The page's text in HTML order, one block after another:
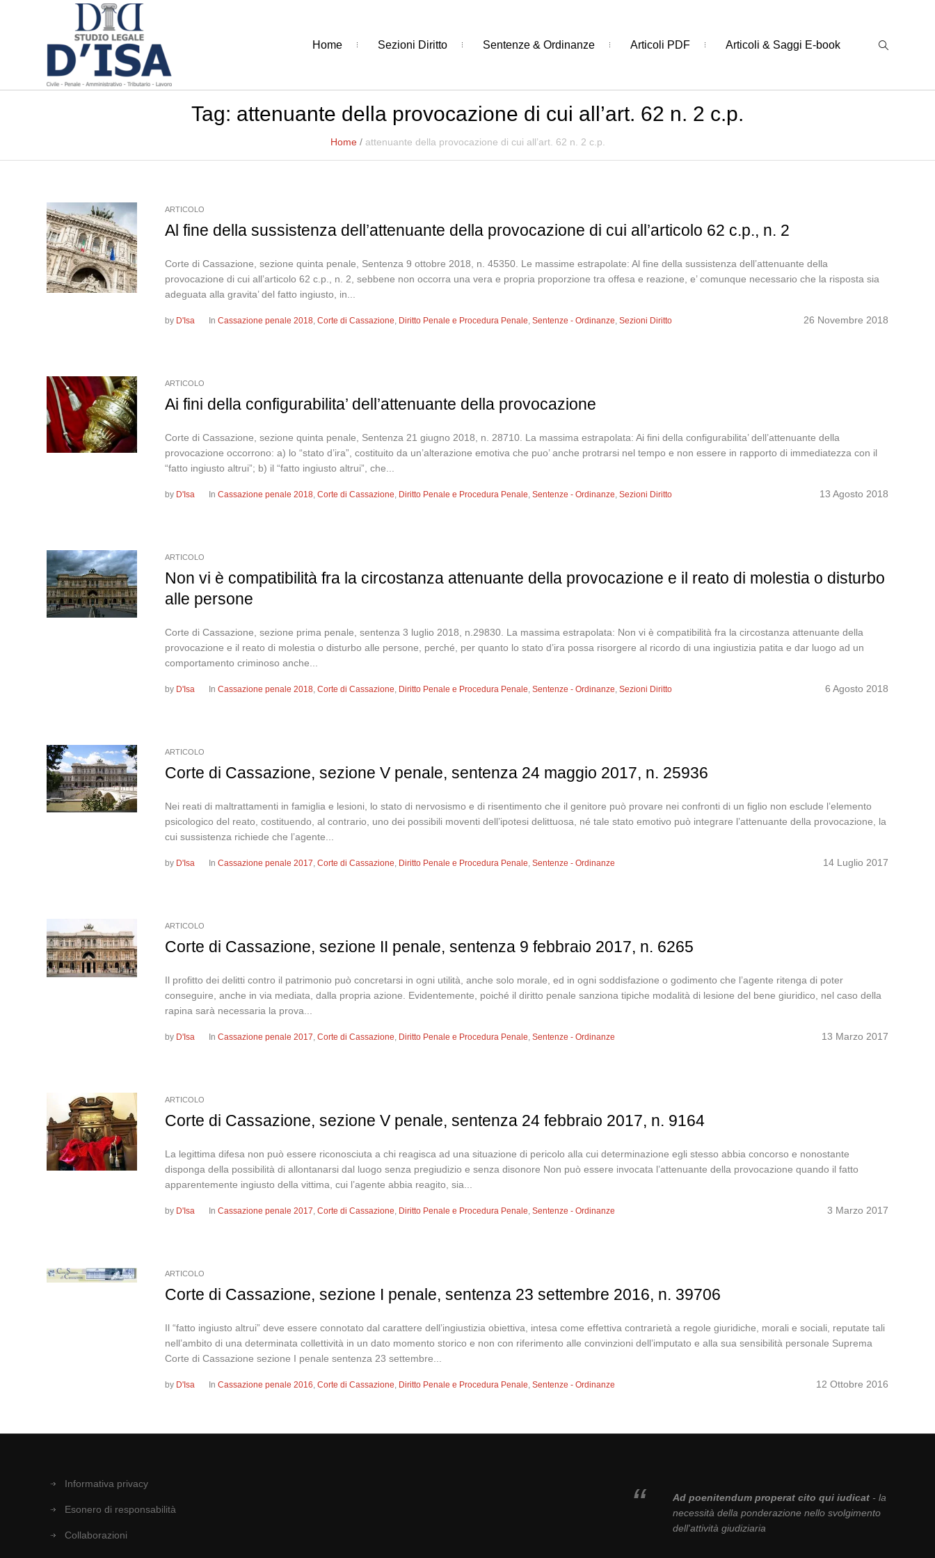
Home Sezioni Diritto Sentenze & Ordinanze Articoli PDF Articoli & Saggi E-book
Tag: attenuante della provocazione di cui all’art. 62 n. 2 c.p.
Home / attenuante della provocazione di cui all’art. 62 n. 2 c.p.
ARTICOLO
Al fine della sussistenza dell’attenuante della provocazione di cui all’articolo 62 c.p., n. 2
Corte di Cassazione, sezione quinta penale, Sentenza 9 ottobre 2018, n. 45350. Le massime estrapolate: Al fine della sussistenza dell’attenuante della
provocazione di cui all’articolo 62 c.p., n. 2, sebbene non occorra una vera e propria proporzione tra offesa e reazione, e’ comunque necessario che la risposta sia
adeguata alla gravita’ del fatto ingiusto, in...
26 Novembre 2018
by D'Isa InCassazione penale 2018,Corte di Cassazione, Diritto Penale e Procedura Penale,Sentenze - Ordinanze,Sezioni Diritto
ARTICOLO
Ai fini della configurabilita’ dell’attenuante della provocazione
Corte di Cassazione, sezione quinta penale, Sentenza 21 giugno 2018, n. 28710. La massima estrapolata: Ai fini della configurabilita’ dell’attenuante della
provocazione occorrono: a) lo “stato d’ira”, costituito da un’alterazione emotiva che puo’ anche protrarsi nel tempo e non essere in rapporto di immediatezza con il
“fatto ingiusto altrui”; b) il “fatto ingiusto altrui”, che...
13 Agosto 2018
by D'Isa InCassazione penale 2018,Corte di Cassazione, Diritto Penale e Procedura Penale,Sentenze - Ordinanze,Sezioni Diritto
ARTICOLO
Non vi è compatibilità fra la circostanza attenuante della provocazione e il reato di molestia o disturbo
alle persone
Corte di Cassazione, sezione prima penale, sentenza 3 luglio 2018, n.29830. La massima estrapolata: Non vi è compatibilità fra la circostanza attenuante della
provocazione e il reato di molestia o disturbo alle persone, perché, per quanto lo stato d’ira possa risorgere al ricordo di una ingiustizia patita e dar luogo ad un
comportamento criminoso anche...
6 Agosto 2018
by D'Isa InCassazione penale 2018,Corte di Cassazione, Diritto Penale e Procedura Penale,Sentenze - Ordinanze,Sezioni Diritto
ARTICOLO
Corte di Cassazione, sezione V penale, sentenza 24 maggio 2017, n. 25936
Nei reati di maltrattamenti in famiglia e lesioni, lo stato di nervosismo e di risentimento che il genitore può provare nei confronti di un figlio non esclude l’elemento
psicologico del reato, costituendo, al contrario, uno dei possibili moventi dell’ipotesi delittuosa, né tale stato emotivo può integrare l’attenuante della provocazione, la
cui sussistenza richiede che l’agente...
14 Luglio 2017
by D'Isa InCassazione penale 2017,Corte di Cassazione, Diritto Penale e Procedura Penale,Sentenze - Ordinanze
ARTICOLO
Corte di Cassazione, sezione II penale, sentenza 9 febbraio 2017, n. 6265
Il profitto dei delitti contro il patrimonio può concretarsi in ogni utilità, anche solo morale, ed in ogni soddisfazione o godimento che l’agente ritenga di poter
conseguire, anche in via mediata, dalla propria azione. Evidentemente, poiché il diritto penale sanziona tipiche modalità di lesione del bene giuridico, nel caso della
rapina sarà necessaria la prova...
13 Marzo 2017
by D'Isa InCassazione penale 2017,Corte di Cassazione, Diritto Penale e Procedura Penale,Sentenze - Ordinanze
ARTICOLO
Corte di Cassazione, sezione V penale, sentenza 24 febbraio 2017, n. 9164
La legittima difesa non può essere riconosciuta a chi reagisca ad una situazione di pericolo alla cui determinazione egli stesso abbia concorso e nonostante
disponga della possibilità di allontanarsi dal luogo senza pregiudizio e senza disonore Non può essere invocata l’attenuante della provocazione quando il fatto
apparentemente ingiusto della vittima, cui l’agente abbia reagito, sia...
3 Marzo 2017
by D'Isa InCassazione penale 2017,Corte di Cassazione, Diritto Penale e Procedura Penale,Sentenze - Ordinanze
ARTICOLO
Corte di Cassazione, sezione I penale, sentenza 23 settembre 2016, n. 39706
Il “fatto ingiusto altrui” deve essere connotato dal carattere dell’ingiustizia obiettiva, intesa come effettiva contrarietà a regole giuridiche, morali e sociali, reputate tali
nell’ambito di una determinata collettività in un dato momento storico e non con riferimento alle convinzioni dell’imputato e alla sua sensibilità personale Suprema
Corte di Cassazione sezione I penale sentenza 23 settembre...
12 Ottobre 2016
by D'Isa InCassazione penale 2016,Corte di Cassazione, Diritto Penale e Procedura Penale,Sentenze - Ordinanze
Informativa privacy
Esonero di responsabilità
Collaborazioni
Ad poenitendum properat cito qui iudicat- la
necessità della ponderazione nello svolgimento
dell'attività giudiziaria